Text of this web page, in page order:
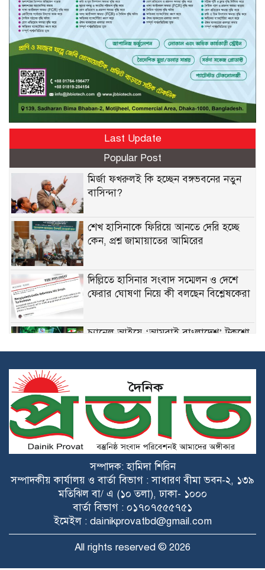
Last Update
Popular Post
মির্জা ফখরুলই কি হচ্ছেন বঙ্গভবনের নতুন
বাসিন্দা?
শেখ হাসিনাকে ফিরিয়ে আনতে দেরি হচ্ছে
কেন, প্রশ্ন জামায়াতের আমিরের
দিল্লিতে হাসিনার সংবাদ সম্মেলন ও দেশে
ফেরার ঘোষণা নিয়ে কী বলছেন বিশ্লেষকেরা
চ্যানেল আইয়ে ‘আমরাই বাংলাদেশ’ টকশো
শেখ হাসিনার বক্তব্য ভারত সমর্থন করে না:
জয়সওয়াল
সংঘাতের মুখে যৌথ প্রতিরক্ষা চুক্তিতে সই
সৌদি আরব, পাকিস্তান ও তুরস্কের
গুজরাটের কূপে রহস্যময় ঢেউ, যা বলছেন
ভূতত্ত্ববিদরা
ওপেনএআই-অ্যান্থ্রপিককে টক্কর দিতে মেটার
নতুন এআই কোডিং টুল
সম্পাদক: হামিদা শিরিন
সম্পাদকীয় কার্যালয় ও বার্তা বিভাগ : সাধারণ বীমা ভবন-২, ১৩৯
মতিঝিল বা/ এ (১০ তলা), ঢাকা- ১০০০
বার্তা বিভাগ : ০১৭০৭৫৫৫৭৫১
ইমেইল : dainikprovatbd@gmail.com
All rights reserved © 2026